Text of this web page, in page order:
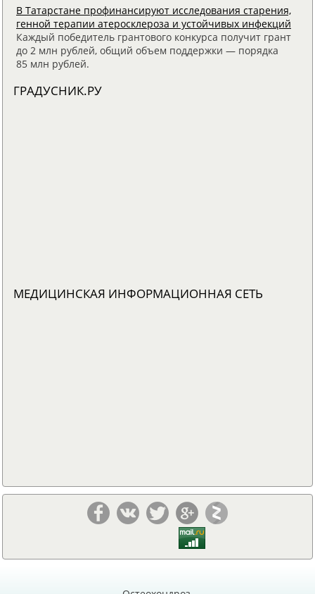
В Татарстане профинансируют исследования старения,
генной терапии атеросклероза и устойчивых инфекций
Каждый победитель грантового конкурса получит грант
до 2 млн рублей, общий объем поддержки — порядка
85 млн рублей.
ГРАДУСНИК.РУ
МЕДИЦИНСКАЯ ИНФОРМАЦИОННАЯ СЕТЬ